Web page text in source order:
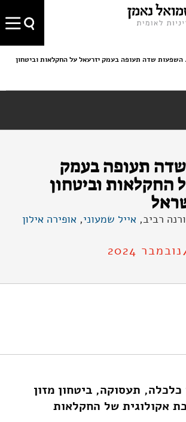
השפעות שדה תעופה בעמק יזרעאל על החקלאות וביטחון
תעופה בעמק
החקלאות וביטחון
רביב, אייל שמעוני, אופירה אילון
נובמבר 2024
the-jezreel-valley-on-agriculture-and-
כלכלה, תעסוקה, ביטחון מזון
אקולוגית של החקלאות